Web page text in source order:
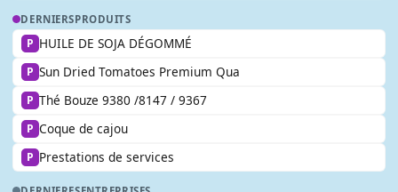
DERNIERSPRODUITS
P HUILE DE SOJA DÉGOMMÉ
P Sun Dried Tomatoes Premium Qua
P Thé Bouze 9380 /8147 / 9367
P Coque de cajou
P Prestations de services